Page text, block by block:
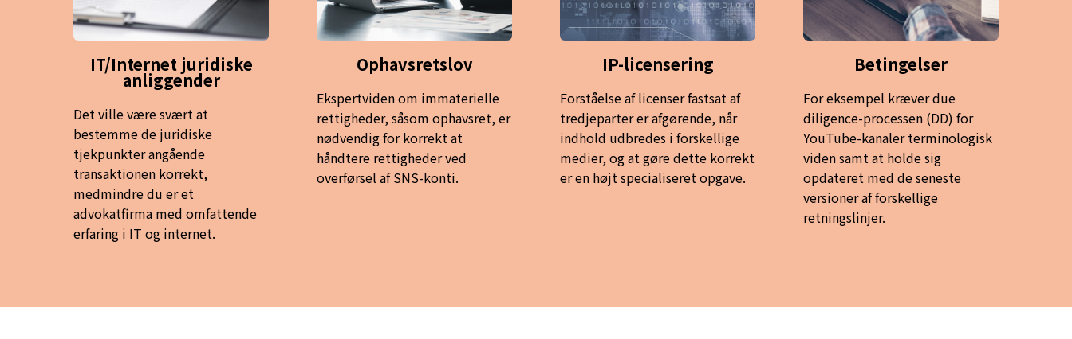
IT/Internet juridiske
anliggender
Det ville være svært at
bestemme de juridiske
tjekpunkter angående
transaktionen korrekt,
medmindre du er et
advokatfirma med omfattende
erfaring i IT og internet.
Ophavsretslov
Ekspertviden om immaterielle
rettigheder, såsom ophavsret, er
nødvendig for korrekt at
håndtere rettigheder ved
overførsel af SNS-konti.
IP-licensering
Forståelse af licenser fastsat af
tredjeparter er afgørende, når
indhold udbredes i forskellige
medier, og at gøre dette korrekt
er en højt specialiseret opgave.
Betingelser
For eksempel kræver due
diligence-processen (DD) for
YouTube-kanaler terminologisk
viden samt at holde sig
opdateret med de seneste
versioner af forskellige
retningslinjer.